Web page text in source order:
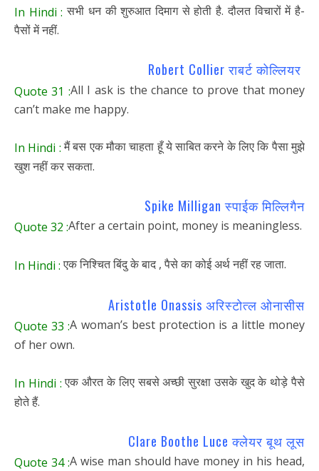
In Hindi : सभी धन की शुरुआत दिमाग से होती है. दौलत विचारों में है-
पैसों में नहीं.
Robert Collier राबर्ट कोल्लियर
Quote 31 :All I ask is the chance to prove that money
can’t make me happy.
In Hindi :मैं बस एक मौका चाहता हूँ ये साबित करने के लिए कि पैसा मुझे
खुश नहीं कर सकता.
Spike Milligan स्पाईक मिल्लिगैन
Quote 32 :After a certain point, money is meaningless.
In Hindi :एक निश्चित बिंदु के बाद , पैसे का कोई अर्थ नहीं रह जाता.
Aristotle Onassis अरिस्टोत्ल ओनासीस
Quote 33 :A woman’s best protection is a little money
of her own.
In Hindi :एक औरत के लिए सबसे अच्छी सुरक्षा उसके खुद के थोड़े पैसे
होते हैं.
Clare Boothe Luce क्लेयर बूथ लूस
Quote 34 :A wise man should have money in his head,